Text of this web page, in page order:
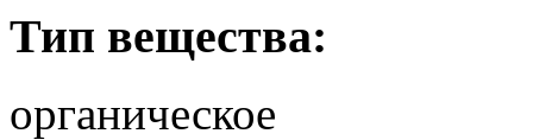
Тип вещества:
органическое